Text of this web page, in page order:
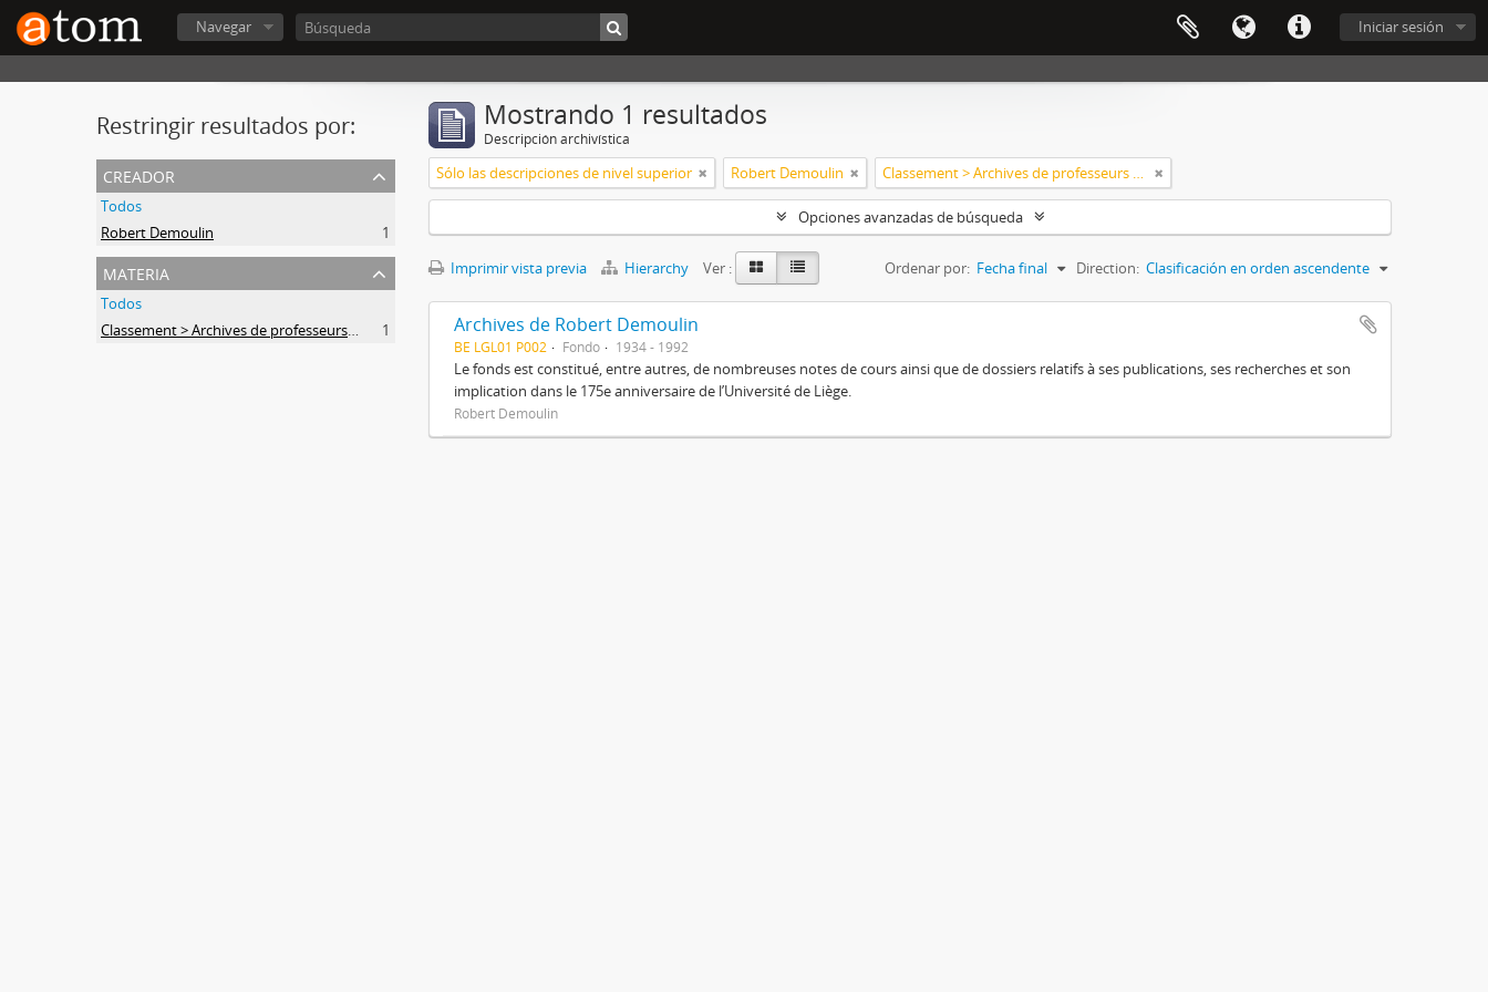
Iniciar sesión
Navegar
Restringir resultados por:
creador
Todos
Robert Demoulin
1
materia
Todos
Classement > Archives de professeurs et chercheurs
1
Mostrando 1 resultados
Descripción archivística
Sólo las descripciones de nivel superior Robert Demoulin Classement > Archives de professeurs et chercheurs
Opciones avanzadas de búsqueda
Imprimir vista previa Hierarchy Ver : Ordenar por: Fecha final Direction: Clasificación en orden ascendente
Archives de Robert Demoulin
BE LGL01 P002 Fondo 1934 - 1992
Le fonds est constitué, entre autres, de nombreuses notes de cours ainsi que de dossiers relatifs à ses publications, ses recherches et son
implication dans le 175e anniversaire de l’Université de Liège.
Robert Demoulin